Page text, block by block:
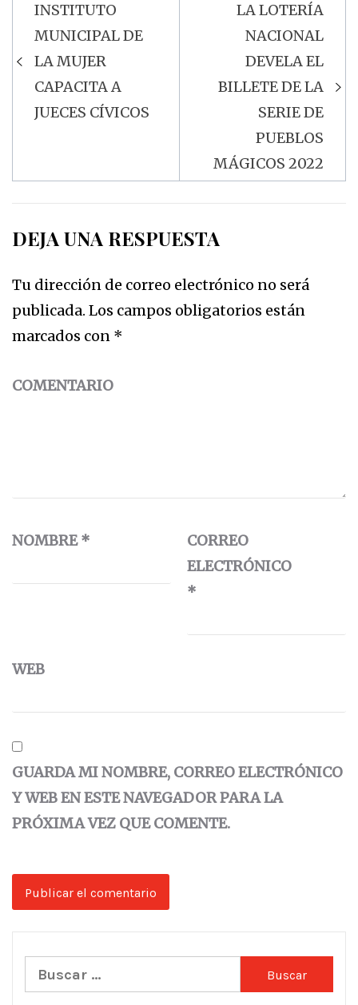
Navegación
de
entradas
INSTITUTO
MUNICIPAL DE
LA MUJER
CAPACITA A
JUECES CÍVICOS
LA LOTERÍA
NACIONAL
DEVELA EL
BILLETE DE LA
SERIE DE
PUEBLOS
MÁGICOS 2022
DEJA UNA RESPUESTA
Tu dirección de correo electrónico no será
publicada. Los campos obligatorios están
marcados con *
COMENTARIO
NOMBRE*
CORREO
ELECTRÓNICO
*
WEB
GUARDA MI NOMBRE, CORREO ELECTRÓNICO
Y WEB EN ESTE NAVEGADOR PARA LA
PRÓXIMA VEZ QUE COMENTE.
Buscar: